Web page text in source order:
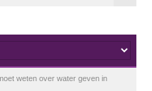
weten over water geven in